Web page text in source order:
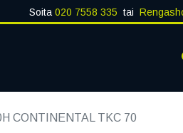
Soita 020 7558 335 tai
CONTINENTAL TKC 70